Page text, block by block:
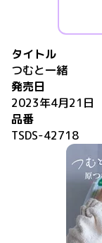
タイトル
つむと一緒
発売日
2023年4月21日
品番
TSDS-42718